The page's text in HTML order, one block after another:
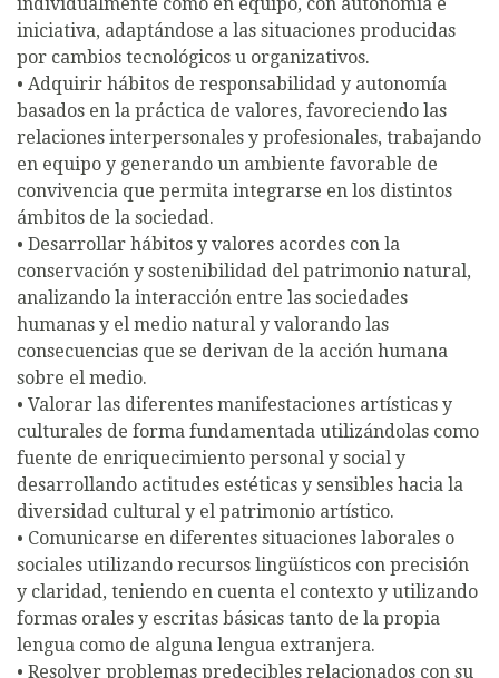
iniciativa, adaptándose a las situaciones producidas
por cambios tecnológicos u organizativos.
• Adquirir hábitos de responsabilidad y autonomía
basados en la práctica de valores, favoreciendo las
relaciones interpersonales y profesionales, trabajando
en equipo y generando un ambiente favorable de
convivencia que permita integrarse en los distintos
ámbitos de la sociedad.
• Desarrollar hábitos y valores acordes con la
conservación y sostenibilidad del patrimonio natural,
analizando la interacción entre las sociedades
humanas y el medio natural y valorando las
consecuencias que se derivan de la acción humana
sobre el medio.
• Valorar las diferentes manifestaciones artísticas y
culturales de forma fundamentada utilizándolas como
fuente de enriquecimiento personal y social y
desarrollando actitudes estéticas y sensibles hacia la
diversidad cultural y el patrimonio artístico.
• Comunicarse en diferentes situaciones laborales o
sociales utilizando recursos lingüísticos con precisión
y claridad, teniendo en cuenta el contexto y utilizando
formas orales y escritas básicas tanto de la propia
lengua como de alguna lengua extranjera.
• Resolver problemas predecibles relacionados con su